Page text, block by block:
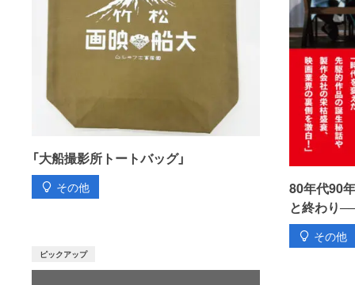
「大船撮影所トートバッグ」
その他
80年代90
と終わり
その他
ピックアップ